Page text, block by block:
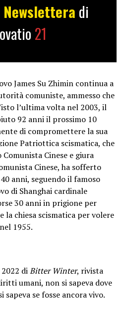
Newslettera di
21
James Su Zhimin continua a
comuniste, ammesso che
l’ultima volta nel 2003, il
92 anni il prossimo 10
di compromettere la sua
Patriottica scismatica, che
Cinese e giura
Cinese, ha sofferto
anni, seguendo il famoso
di Shanghai cardinale
30 anni in prigione per
la chiesa scismatica per volere
1955.
diBitter Winter, rivista
umani, non si sapeva dove
sapeva se fosse ancora vivo.